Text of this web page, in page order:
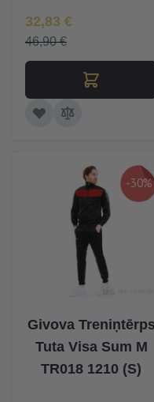
Īpaša Cena
32,83 €
46,90 €
-30%
Givova Treniņtērps
Tuta Visa Sum M
TR018 1210 (S)